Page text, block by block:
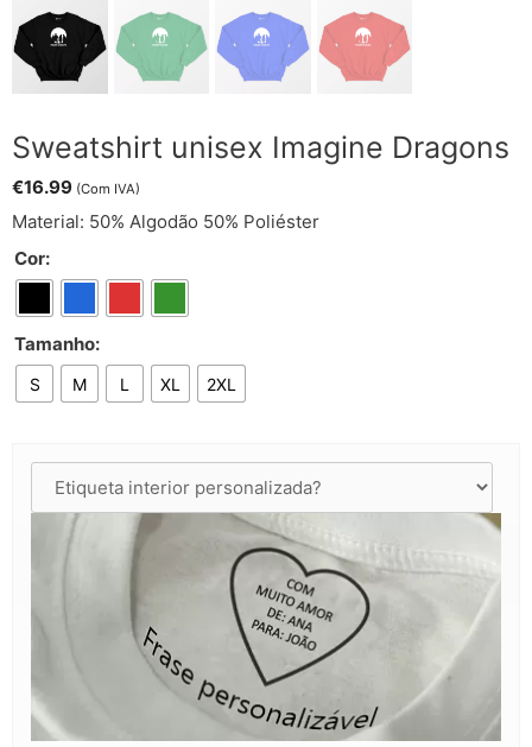
Sweatshirt unisex Imagine Dragons
€16.99 (Com IVA)
Material: 50% Algodão 50% Poliéster
Cor:
Tamanho:
S M L XL 2XL